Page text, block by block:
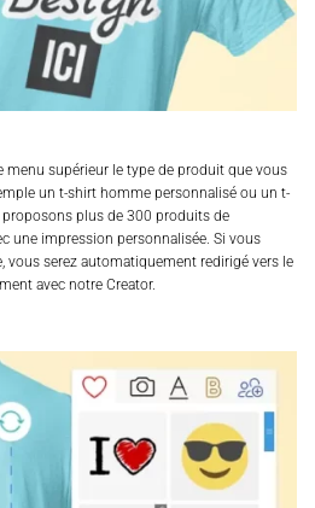
menu supérieur le type de produit que vous
un t-shirt homme personnalisé ou un t-
plus de 300 produits de
une impression personnalisée. Si vous
vous serez automatiquement redirigé vers le
avec notre Creator.